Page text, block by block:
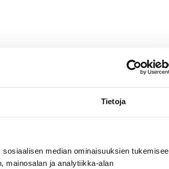
Tietoja
median ominaisuuksien
mainosalan ja analytiikka-alan
ammattitaitoisesta ja välittävästä palvelusta.
yleiseläinlääkinnän perustutkimuksista